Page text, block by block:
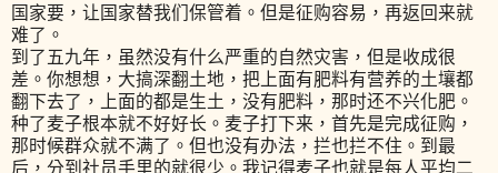
国家要，让国家替我们保管着。但是征购容易，再返回来就
难了。
到了五九年，虽然没有什么严重的自然灾害，但是收成很
差。你想想，大搞深翻土地，把上面有肥料有营养的土壤都
翻下去了，上面的都是生土，没有肥料，那时还不兴化肥。
种了麦子根本就不好好长。麦子打下来，首先是完成征购，
那时候群众就不满了。但也没有办法，拦也拦不住。到最
后，分到社员手里的就很少。我记得麦子也就是每人平均二